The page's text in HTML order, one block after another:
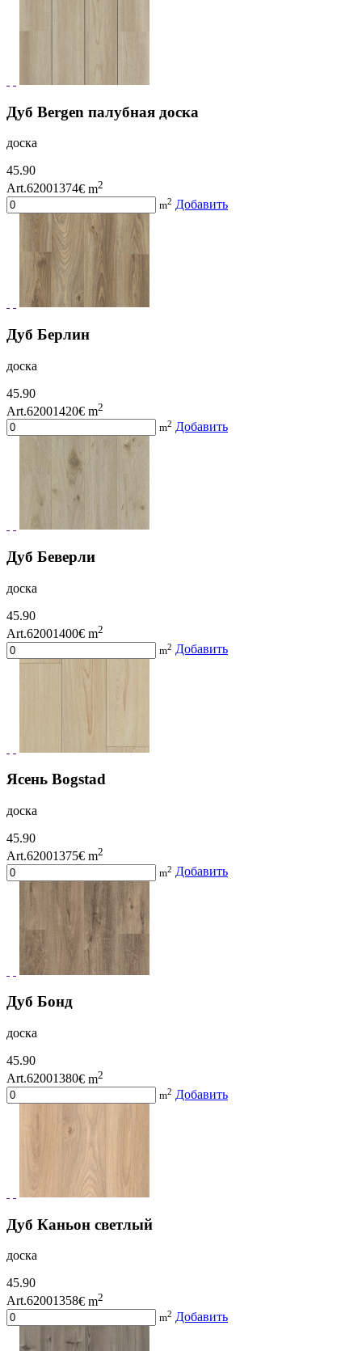
Дуб Bergen палубная доска
доска
45.90
Art.62001374€ m2
m2 Добавить
Дуб Берлин
доска
45.90
Art.62001420€ m2
m2 Добавить
Дуб Беверли
доска
45.90
Art.62001400€ m2
m2 Добавить
Ясень Bogstad
доска
45.90
Art.62001375€ m2
m2 Добавить
Дуб Бонд
доска
45.90
Art.62001380€ m2
m2 Добавить
Дуб Каньон светлый
доска
45.90
Art.62001358€ m2
m2 Добавить